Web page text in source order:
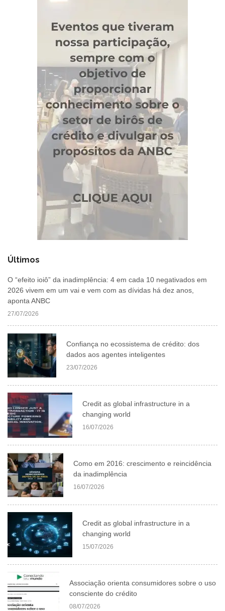
Últimos
O “efeito ioiô” da inadimplência: 4 em cada 10 negativados em
2026 vivem em um vai e vem com as dívidas há dez anos,
aponta ANBC
27/07/2026
Confiança no ecossistema de crédito: dos
dados aos agentes inteligentes
23/07/2026
Credit as global infrastructure in a
changing world
16/07/2026
Como em 2016: crescimento e reincidência
da inadimplência
16/07/2026
Credit as global infrastructure in a
changing world
15/07/2026
Associação orienta consumidores sobre o uso
consciente do crédito
08/07/2026